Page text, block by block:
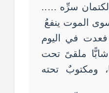
لكتمان سرِّه …..
الموت ينفعُ
في اليوم
شابًّا ملقىً تحت
ومكتوبٌ تحته